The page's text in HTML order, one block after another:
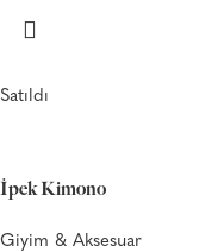
Satıldı
İpek Kimono
Giyim & Aksesuar